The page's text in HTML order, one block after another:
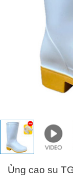
Ủng cao su